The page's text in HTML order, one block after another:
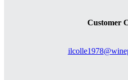
Customer